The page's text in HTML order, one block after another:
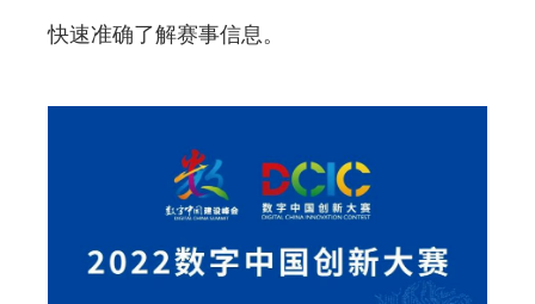
快速准确了解赛事信息。